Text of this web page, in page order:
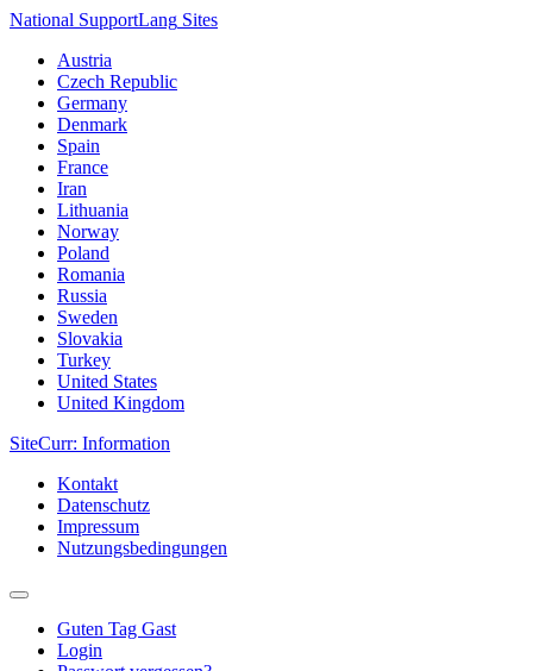
National SupportLang Sites
Austria
Czech Republic
Germany
Denmark
Spain
France
Iran
Lithuania
Norway
Poland
Romania
Russia
Sweden
Slovakia
Turkey
United States
United Kingdom
SiteCurr: Information
Kontakt
Datenschutz
Impressum
Nutzungsbedingungen
Guten Tag Gast
Login